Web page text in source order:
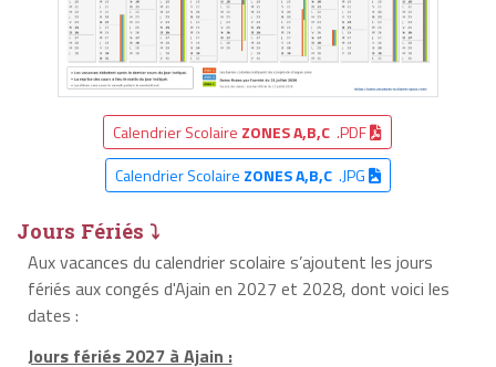
Calendrier Scolaire ZONES A,B,C .PDF
Calendrier Scolaire ZONES A,B,C.JPG
Jours Fériés ⤵
Aux vacances du calendrier scolaire s’ajoutent les jours
fériés aux congés d'Ajain en 2027 et 2028, dont voici les
dates :
Jours fériés 2027 à Ajain :